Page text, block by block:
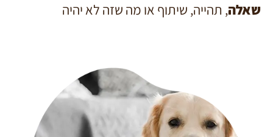
שאלה, תהייה, שיתוף או מה שזה לא יהיה